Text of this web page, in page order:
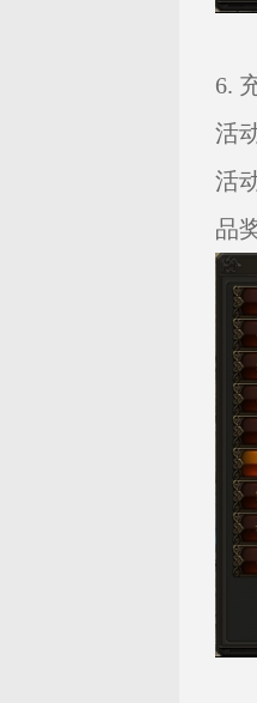
6.
活
活
品